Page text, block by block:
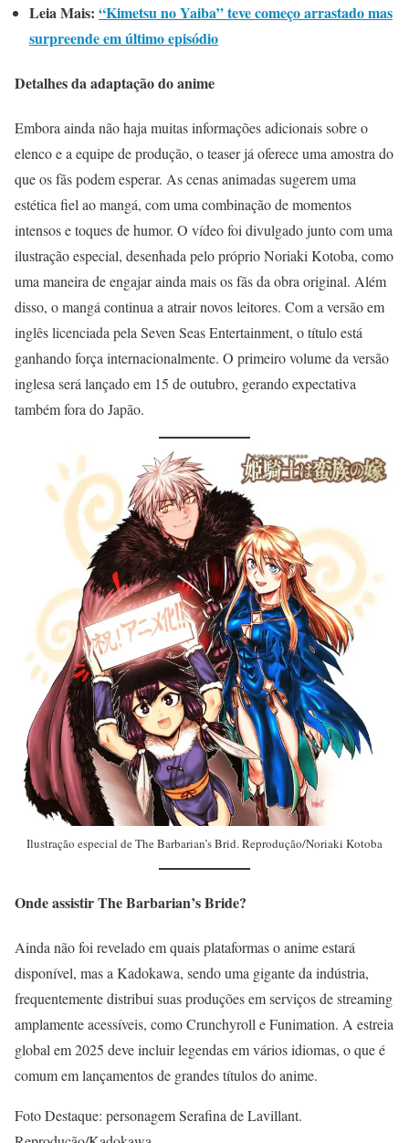
Leia Mais: “Kimetsu no Yaiba” teve começo arrastado mas
surpreende em último episódio
Detalhes da adaptação do anime
Embora ainda não haja muitas informações adicionais sobre o
elenco e a equipe de produção, o teaser já oferece uma amostra do
que os fãs podem esperar. As cenas animadas sugerem uma
estética fiel ao mangá, com uma combinação de momentos
intensos e toques de humor. O vídeo foi divulgado junto com uma
ilustração especial, desenhada pelo próprio Noriaki Kotoba, como
uma maneira de engajar ainda mais os fãs da obra original. Além
disso, o mangá continua a atrair novos leitores. Com a versão em
inglês licenciada pela Seven Seas Entertainment, o título está
ganhando força internacionalmente. O primeiro volume da versão
inglesa será lançado em 15 de outubro, gerando expectativa
também fora do Japão.
Ilustração especial de The Barbarian’s Brid. Reprodução/Noriaki Kotoba
Onde assistir The Barbarian’s Bride?
Ainda não foi revelado em quais plataformas o anime estará
disponível, mas a Kadokawa, sendo uma gigante da indústria,
frequentemente distribui suas produções em serviços de streaming
amplamente acessíveis, como Crunchyroll e Funimation. A estreia
global em 2025 deve incluir legendas em vários idiomas, o que é
comum em lançamentos de grandes títulos do anime.
Foto Destaque: personagem Serafina de Lavillant.